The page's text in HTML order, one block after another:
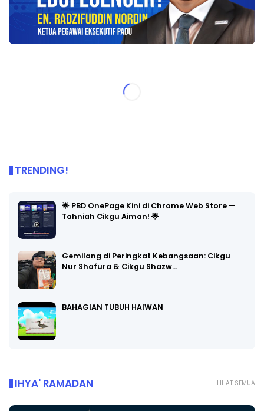
TRENDING!
🌟 PBD OnePage Kini di Chrome Web Store —
Tahniah Cikgu Aiman! 🌟
Gemilang di Peringkat Kebangsaan: Cikgu
Nur Shafura & Cikgu Shazw…
BAHAGIAN TUBUH HAIWAN
LIHAT SEMUA
IHYA' RAMADAN